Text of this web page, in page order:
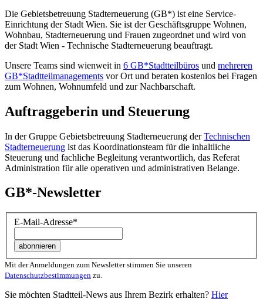
Die Gebietsbetreuung Stadterneuerung (GB*) ist eine Service-
Einrichtung der Stadt Wien. Sie ist der Geschäfts­gruppe Wohnen,
Wohnbau, Stadt­erneuerung und Frauen zugeordnet und wird von
der Stadt Wien - Technische Stadterneuerung beauftragt.
Unsere Teams sind wienweit in 6 GB*Stadtteilbüros und mehreren
GB*Stadtteilmanagements vor Ort und beraten kostenlos bei Fragen
zum Wohnen, Wohnumfeld und zur Nachbarschaft.
Auftraggeberin und Steuerung
In der Gruppe Gebietsbetreuung Stadterneuerung derTechnischen
Stadterneuerung ist das Koordinationsteam für die inhaltliche
Steuerung und fachliche Begleitung verantwortlich, das Referat
Administration für alle operativen und administrativen Belange.
GB*-Newsletter
E-Mail-Adresse*
Mit der Anmeldungen zum Newsletter stimmen Sie unseren
Datenschutzbestimmungen zu.
Sie möchten Stadtteil-News aus Ihrem Bezirk erhalten? Hier